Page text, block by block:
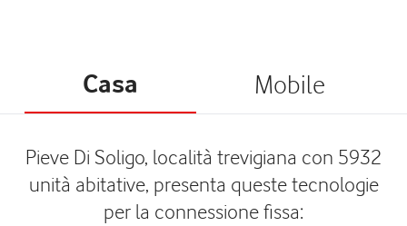
Casa Mobile
Pieve Di Soligo, località trevigiana con 5932
unità abitative, presenta queste tecnologie
per la connessione fissa: